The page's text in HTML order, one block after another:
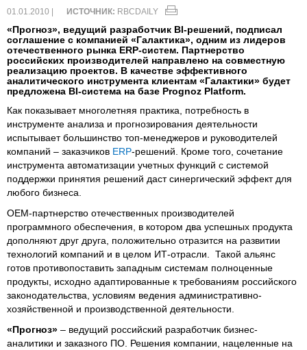
01.01.2010 | ИСТОЧНИК: RBCDAILY
«Прогноз», ведущий разработчик BI-решений, подписал
соглашение с компанией «Галактика», одним из лидеров
отечественного рынка ERP-систем. Партнерство
российских производителей направлено на совместную
реализацию проектов. В качестве эффективного
аналитического инструмента клиентам «Галактики» будет
предложена BI-система на базе Prognoz Platform.
Как показывает многолетняя практика, потребность в
инструменте анализа и прогнозирования деятельности
испытывает большинство топ-менеджеров и руководителей
компаний – заказчиков ERP-решений. Кроме того, сочетание
инструмента автоматизации учетных функций с системой
поддержки принятия решений даст синергический эффект для
любого бизнеса.
OEM-партнерство отечественных производителей
программного обеспечения, в котором два успешных продукта
дополняют друг друга, положительно отразится на развитии
технологий компаний и в целом ИТ-отрасли. Такой альянс
готов противопоставить западным системам полноценные
продукты, исходно адаптированные к требованиям российского
законодательства, условиям ведения административно-
хозяйственной и производственной деятельности.
«Прогноз» – ведущий российский разработчик бизнес-
аналитики и заказного ПО. Решения компании, нацеленные на